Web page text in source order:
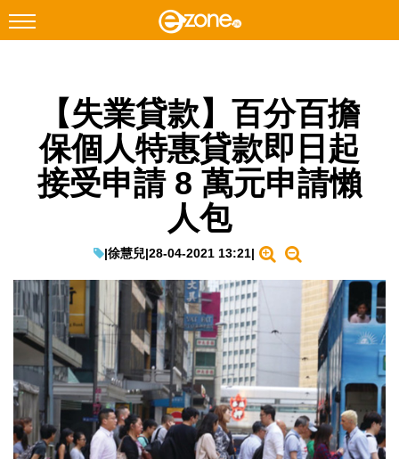
Facebook Instagram
科技焦點
網絡生活
EduTech
IT Times
生成式AI與雲端應用
Enterprise Digital Transformation
特集
【失業貸款】百分百擔
保個人特惠貸款即日起
接受申請 8 萬元申請懶
人包
|徐慧兒|28-04-2021 13:21|